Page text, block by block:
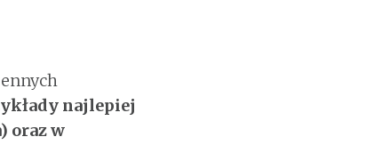
najlepiej
oraz w